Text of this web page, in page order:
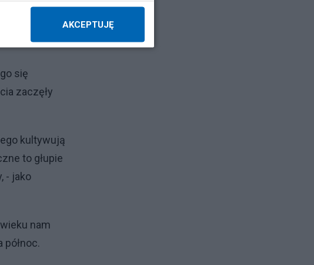
się
zaczęły
kultywują
to głupie
- jako
nam
północ.
AKCEPTUJĘ